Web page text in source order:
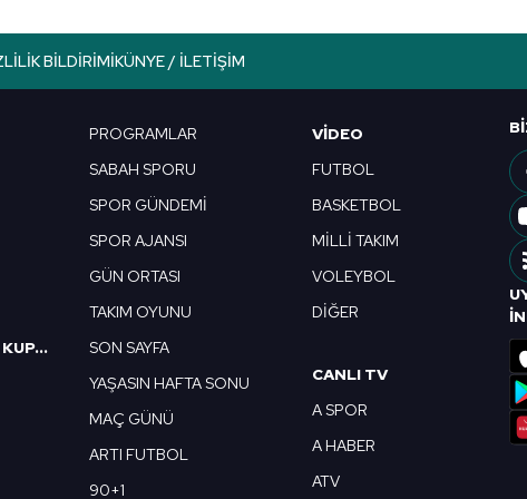
hazırlanmış Aydınlatma Metnimizi okumak ve sitemizde ilgili
almak için lütfentıklayınız.
BILDIRIMIKÜNYE / İLETIŞIM
ZİRAAT TÜRKİYE KUPASI
PROGRAMLAR
SABAH SPORU
SPOR GÜNDEMİ
SPOR AJANSI
GÜN ORTASI
TAKIM OYUNU
SON SAYFA
YAŞASIN HAFTA SONU
MAÇ GÜNÜ
ARTI FUTBOL
90+1
VIDEO
FUTBOL
BASKETBOL
MİLLİ TAKIM
VOLEYBOL
DİĞER
CANLI TV
A SPOR
A HABER
ATV